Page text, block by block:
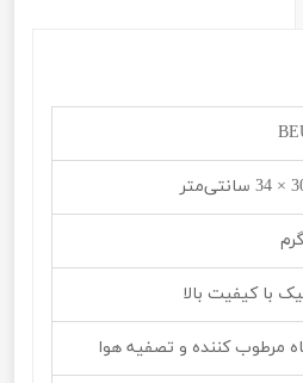
با کیفیت بالا
مرطوب کننده و تصفیه هوا